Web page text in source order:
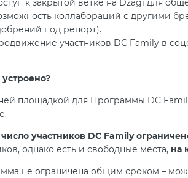
к закрытой ветке на Dzagi для
коллабораций с другими
под репорт).
участников DC Family в
устроено?
площадкой для Программы DC
участников DC Family
однако есть и свободные места, на
не ограничена общим сроком –